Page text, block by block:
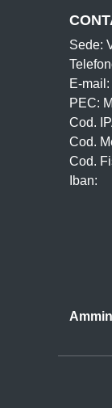
Sede:
E-
PEC:
Cod.
Cod.
Cod.
Iban: